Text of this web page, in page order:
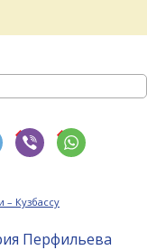
– Кузбассу
Перфильева